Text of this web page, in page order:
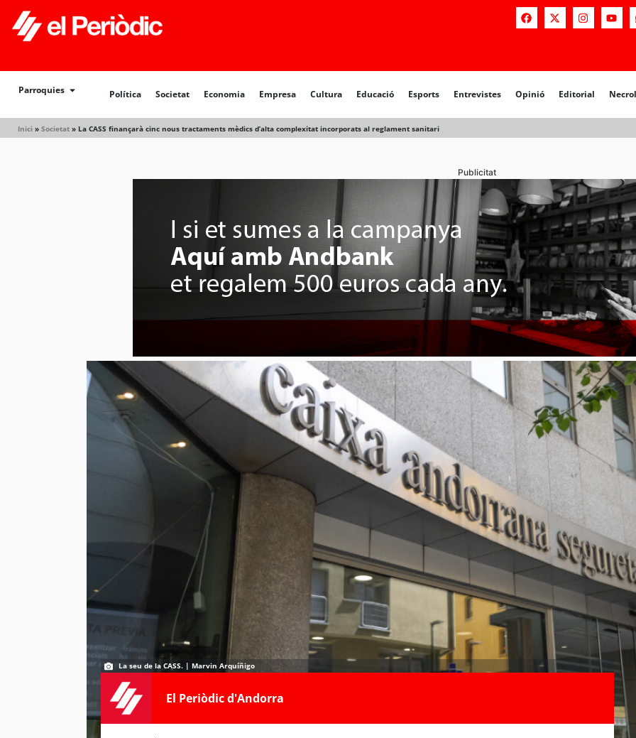
Parroquies Política Societat Economia Empresa Cultura Educació Esports Entrevistes Opinió Editorial
Inici » Societat » La CASS finançarà cinc nous tractaments mèdics d’alta complexitat incorporats al reglament sanitari
Política Societat Opinió Editorial
Publicitat
La seu de la CASS. | Marvin Arquíñigo
El Periòdic d'Andorra